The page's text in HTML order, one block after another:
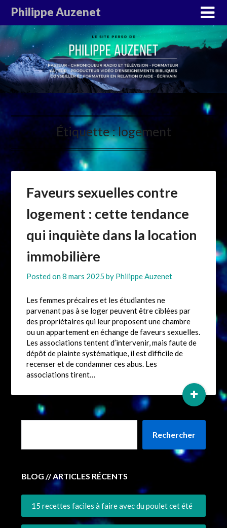
Philippe Auzenet
Étiquette :logement
Faveurs sexuelles contre
logement : cette tendance
qui inquiète dans la location
immobilière
Posted on8 mars 2025 by Philippe Auzenet
Les femmes précaires et les étudiantes ne
parvenant pas à se loger peuvent être ciblées par
des propriétaires qui leur proposent une chambre
ou un appartement en échange de faveurs sexuelles.
Les associations tentent d’intervenir, mais faute de
dépôt de plainte systématique, il est difficile de
recenser et de condamner ces abus. Les
associations tirent…
+
Rechercher
BLOG // ARTICLES RÉCENTS
15 recettes faciles à faire avec du poulet cet été